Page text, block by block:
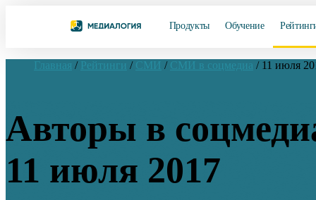
Продукты Обучение
Главная / Рейтинги / СМИ / СМИ в соцмедиа / 11 июля
Авторы в
11 июля 2017